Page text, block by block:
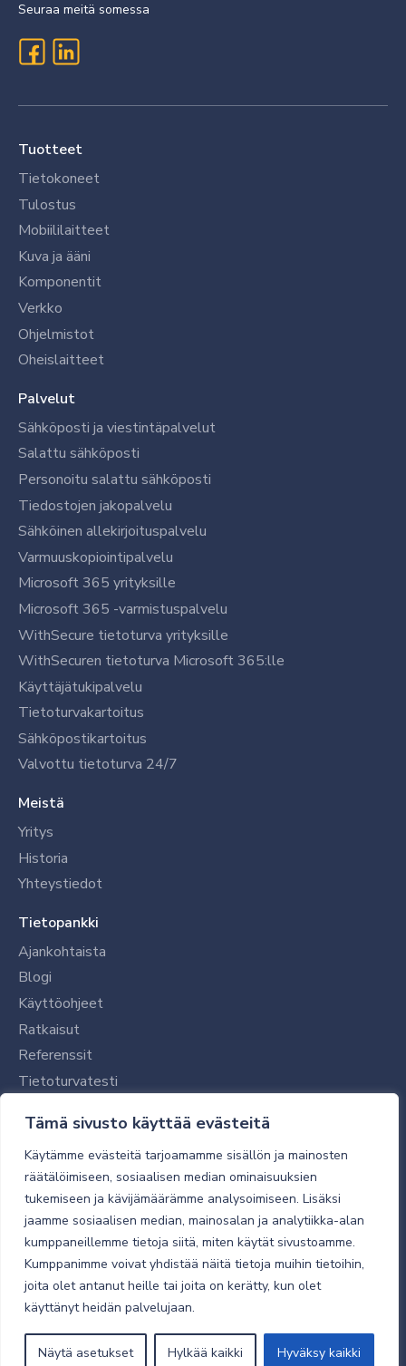
Tämä sivusto käyttää evästeitä
Käytämme evästeitä tarjoamamme sisällön ja mainosten
räätälöimiseen, sosiaalisen median ominaisuuksien
tukemiseen ja kävijämäärämme analysoimiseen. Lisäksi
jaamme sosiaalisen median, mainosalan ja analytiikka-alan
kumppaneillemme tietoja siitä, miten käytät sivustoamme.
Kumppanimme voivat yhdistää näitä tietoja muihin tietoihin,
joita olet antanut heille tai joita on kerätty, kun olet
käyttänyt heidän palvelujaan.
Näytä asetukset Hylkää kaikki Hyväksy kaikki
Seuraa meitä somessa
Tuotteet
Tietokoneet
Tulostus
Mobiililaitteet
Kuva ja ääni
Komponentit
Verkko
Ohjelmistot
Oheislaitteet
Palvelut
Sähköposti ja viestintäpalvelut
Salattu sähköposti
Personoitu salattu sähköposti
Tiedostojen jakopalvelu
Sähköinen allekirjoituspalvelu
Varmuuskopiointipalvelu
Microsoft 365 yrityksille
Microsoft 365 -varmistuspalvelu
WithSecure tietoturva yrityksille
WithSecuren tietoturva Microsoft 365:lle
Käyttäjätukipalvelu
Tietoturvakartoitus
Sähköpostikartoitus
Valvottu tietoturva 24/7
Meistä
Yritys
Historia
Yhteystiedot
Tietopankki
Ajankohtaista
Blogi
Käyttöohjeet
Ratkaisut
Referenssit
Tietoturvatesti
Tilaajalle
Toimitustavat ja -kulut
Verkkokaupan yleiset ehdot
Toimitusehdot
Tietosuojaseloste
Tietoturva
© 2026 Micro Magic